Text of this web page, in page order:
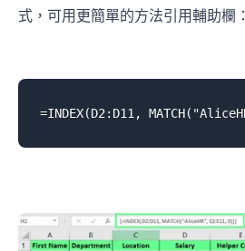
式，可用更簡單的方法引用輔助欄：